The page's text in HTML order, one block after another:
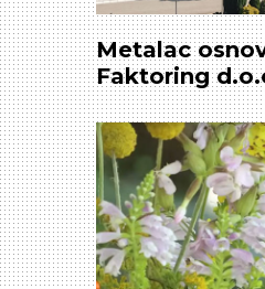
Metalac
Faktoring